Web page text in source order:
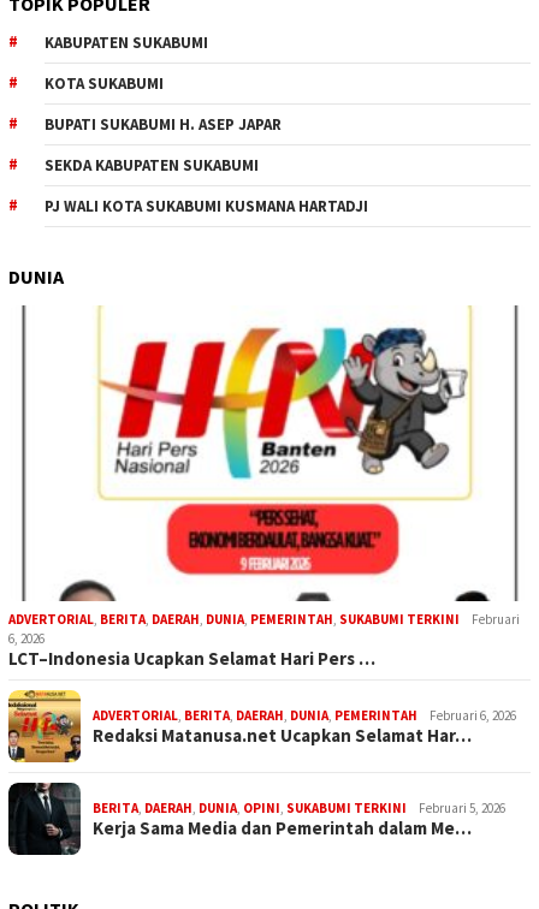
KABUPATEN SUKABUMI
KOTA SUKABUMI
BUPATI SUKABUMI H. ASEP JAPAR
SEKDA KABUPATEN SUKABUMI
PJ WALI KOTA SUKABUMI KUSMANA HARTADJI
DUNIA
ADVERTORIAL, BERITA, DAERAH, DUNIA, PEMERINTAH, SUKABUMI TERKINI
Februari
6, 2026
LCT–Indonesia Ucapkan Selamat Hari Pers …
ADVERTORIAL, BERITA, DAERAH, DUNIA, PEMERINTAH Februari 6, 2026
Redaksi Matanusa.net Ucapkan Selamat Har…
BERITA, DAERAH, DUNIA, OPINI, SUKABUMI TERKINI Februari 5, 2026
Kerja Sama Media dan Pemerintah dalam Me…